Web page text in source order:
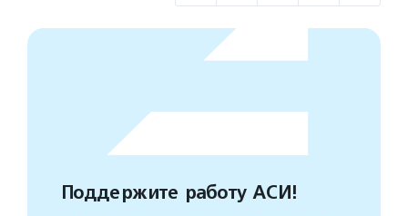
Поддержите работу АСИ!